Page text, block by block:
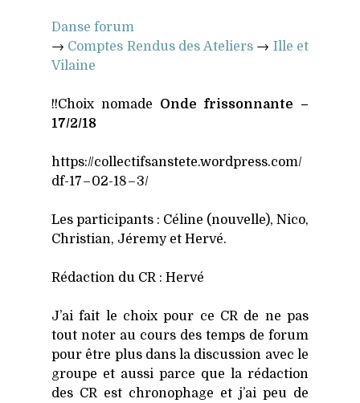
Danse forum
→ Comptes Ren­dus des Ate­liers→ Ille et
Vilaine
!!Choix nomade Onde fris­son­nante –
17/2/18
https://​col​lec​tif​sans​tete​.word​press​.com/​
d​f​-17 – 02-18 – 3/
Les par­ti­ci­pants : Céline (nou­velle), Nico,
Chris­tian, Jére­my et Her­vé.
Rédac­tion du CR : Her­vé
J’ai fait le choix pour ce CR de ne pas
tout noter au cours des temps de forum
pour être plus dans la dis­cus­sion avec le
groupe et aus­si parce que la rédac­tion
des CR est chro­no­phage et j’ai peu de